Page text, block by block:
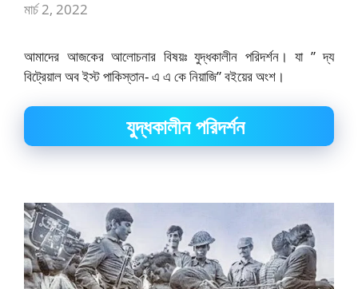
মার্চ 2, 2022
আমাদের আজকের আলোচনার বিষয়ঃ যুদ্ধকালীন পরিদর্শন। যা ” দ্য
বিট্রেয়াল অব ইস্ট পাকিস্তান- এ এ কে নিয়াজি” বইয়ের অংশ।
যুদ্ধকালীন পরিদর্শন